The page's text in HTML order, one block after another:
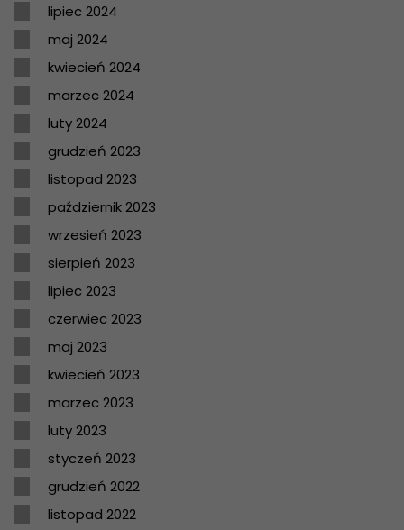
lipiec 2024
maj 2024
kwiecień 2024
marzec 2024
luty 2024
grudzień 2023
listopad 2023
październik 2023
wrzesień 2023
sierpień 2023
lipiec 2023
czerwiec 2023
maj 2023
kwiecień 2023
marzec 2023
luty 2023
styczeń 2023
grudzień 2022
listopad 2022